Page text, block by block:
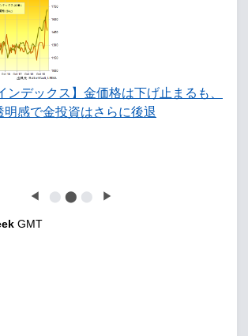
ンデックス】金価格は下げ止まるも、
明感で金投資はさらに後退
◀ ⬤ ⬤ ⬤ ▶
GMT